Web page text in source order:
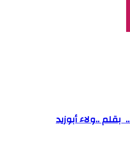
..ولاء أبوزيد